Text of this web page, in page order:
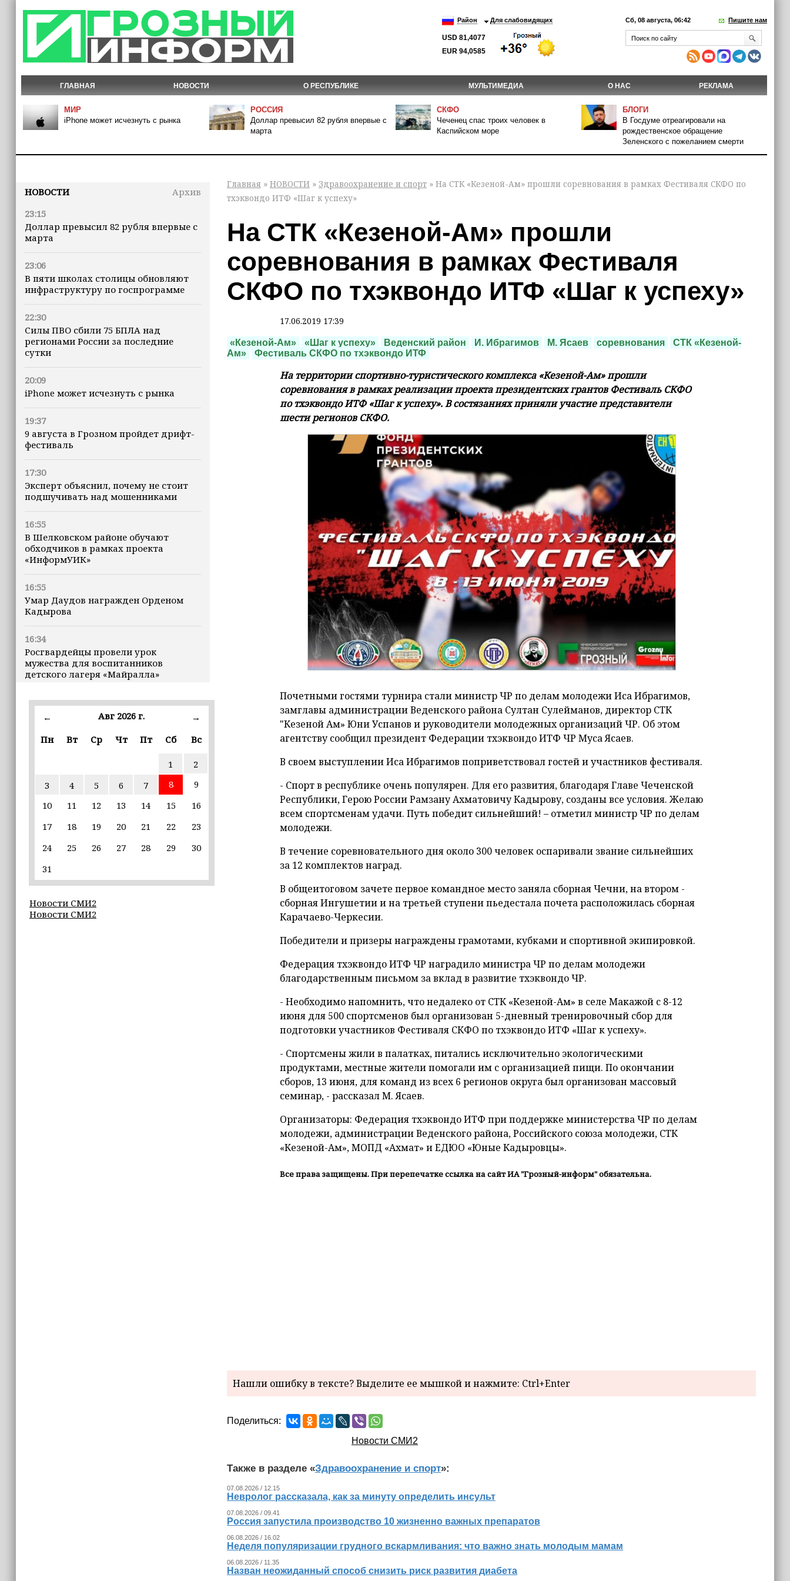
Район Для слабовидящих
USD 81,4077
EUR 94,0585
Сб, 08 августа, 06:42 Пишите нам
ГЛАВНАЯ НОВОСТИ О РЕСПУБЛИКЕ МУЛЬТИМЕДИА О НАС РЕКЛАМА
МИР
iPhone может исчезнуть с рынка
РОССИЯ
Доллар превысил 82 рубля впервые с
марта
СКФО
Чеченец спас троих человек в
Каспийском море
БЛОГИ
В Госдуме отреагировали на
рождественское обращение
Зеленского с пожеланием смерти
НОВОСТИ
Архив
23:15
Доллар превысил 82 рубля впервые с
марта
23:06
В пяти школах столицы обновляют
инфраструктуру по госпрограмме
22:30
Силы ПВО сбили 75 БПЛА над
регионами России за последние
сутки
20:09
iPhone может исчезнуть с рынка
19:37
9 августа в Грозном пройдет дрифт-
фестиваль
17:30
Эксперт объяснил, почему не стоит
подшучивать над мошенниками
16:55
В Шелковском районе обучают
обходчиков в рамках проекта
«ИнформУИК»
16:55
Умар Даудов награжден Орденом
Кадырова
16:34
Росгвардейцы провели урок
мужества для воспитанников
детского лагеря «Майралла»
16:30
Дмитрий Чернышенко: Внутренний
въездной — на 20,1%
Из бюджета Чечни дополнительно
выделено 505 млн рублей
пострадавшим от паводков
15:35
— стать большой
Избирательные участки Шатоя
готовы к приёму голосов
← Авг 2026 г.
→
Пн
Вт Ср Чт Пт Сб Вс
1
2
3
4 5 6 7 8
9
10
11 12 13 14 15
16
17
18 19 20 21 22
23
24
25 26 27 28 29
30
31
Новости СМИ2
Новости СМИ2
Главная » НОВОСТИ » Здравоохранение и спорт » На СТК «Кезеной-Ам» прошли соревнования в рамках Фестиваля СКФО по
тхэквондо ИТФ «Шаг к успеху»
На СТК «Кезеной-Ам» прошли
соревнования в рамках Фестиваля
СКФО по тхэквондо ИТФ «Шаг к успеху»
17.06.2019 17:39
«Кезеной-Ам» «Шаг к успеху» Веденский район И. Ибрагимов М. Ясаев соревнования
СТК «Кезеной-
Ам»
Фестиваль СКФО по тхэквондо ИТФ
На территории спортивно-туристического комплекса «Кезеной-Ам» прошли
соревнования в рамках реализации проекта президентских грантов Фестиваль СКФО
по тхэквондо ИТФ «Шаг к успеху». В состязаниях приняли участие представители
шести регионов СКФО.
Почетными гостями турнира стали министр ЧР по делам молодежи Иса Ибрагимов,
замглавы администрации Веденского района Султан Сулейманов, директор СТК
"Кезеной Ам» Юни Успанов и руководители молодежных организаций ЧР. Об этом
агентству сообщил президент Федерации тхэквондо ИТФ ЧР Муса Ясаев.
В своем выступлении Иса Ибрагимов поприветствовал гостей и участников фестиваля.
- Спорт в республике очень популярен. Для его развития, благодаря Главе Чеченской
Республики, Герою России Рамзану Ахматовичу Кадырову, созданы все условия. Желаю
всем спортсменам удачи. Путь победит сильнейший! – отметил министр ЧР по делам
молодежи.
В течение соревновательного дня около 300 человек оспаривали звание сильнейших
за 12 комплектов наград.
В общеитоговом зачете первое командное место заняла сборная Чечни, на втором -
сборная Ингушетии и на третьей ступени пьедестала почета расположилась сборная
Карачаево-Черкесии.
Победители и призеры награждены грамотами, кубками и спортивной экипировкой.
Федерация тхэквондо ИТФ ЧР наградило министра ЧР по делам молодежи
благодарственным письмом за вклад в развитие тхэквондо ЧР.
- Необходимо напомнить, что недалеко от СТК «Кезеной-Ам» в селе Макажой с 8-12
июня для 500 спортсменов был организован 5-дневный тренировочный сбор для
подготовки участников Фестиваля СКФО по тхэквондо ИТФ «Шаг к успеху».
- Спортсмены жили в палатках, питались исключительно экологическими
продуктами, местные жители помогали им с организацией пищи. По окончании
сборов, 13 июня, для команд из всех 6 регионов округа был организован массовый
семинар, - рассказал М. Ясаев.
Организаторы: Федерация тхэквондо ИТФ при поддержке министерства ЧР по делам
молодежи, администрации Веденского района, Российского союза молодежи, СТК
«Кезеной-Ам», МОПД «Ахмат» и ЕДЮО «Юные Кадыровцы».
Все права защищены. При перепечатке ссылка на сайт ИА "Грозный-информ" обязательна.
Нашли ошибку в тексте? Выделите ее мышкой и нажмите: Ctrl+Enter
Поделиться:
Новости СМИ2
Также в разделе «Здравоохранение и спорт»:
07.08.2026 / 12.15
Невролог рассказала, как за минуту определить инсульт
07.08.2026 / 09.41
Россия запустила производство 10 жизненно важных препаратов
06.08.2026 / 16.02
Неделя популяризации грудного вскармливания: что важно знать молодым мамам
06.08.2026 / 11.35
Назван неожиданный способ снизить риск развития диабета